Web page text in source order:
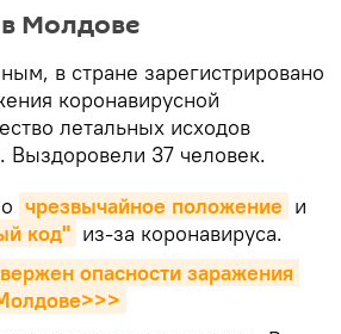
Молдове
в стране зарегистрировано
коронавирусной
летальных исходов
Выздоровели 37 человек.
чрезвычайное положение и
код" из-за коронавируса.
опасности заражения